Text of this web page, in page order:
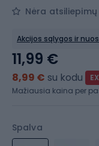
Nėra atsiliepimų
Akcijos sąlygos ir
Spalva
11,99 €
8,99 € su kodu
Mažiausia kaina per